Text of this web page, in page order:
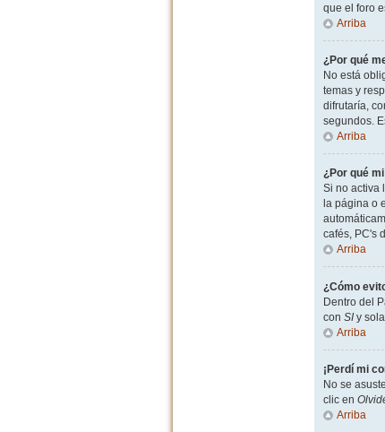
que el foro
Arriba
¿Por qué
No está
temas y
difrutaría,
segundos.
Arriba
¿Por qué
Si no activa
la página o
cafés, PC's
Arriba
¿Cómo
Dentro del
con SIy
Arriba
¡Perdí mi
No se
clic en
Arriba